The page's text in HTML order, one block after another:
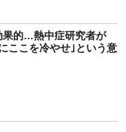
果的…熱中症研究者が
ここを冷やせ｣という意